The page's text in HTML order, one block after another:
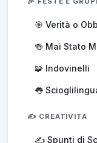
🎯 Verità o
🍻 Mai Stato
🧩 Indovinelli
👅
✍️ CREATIVITÀ
✍️ Spunti di